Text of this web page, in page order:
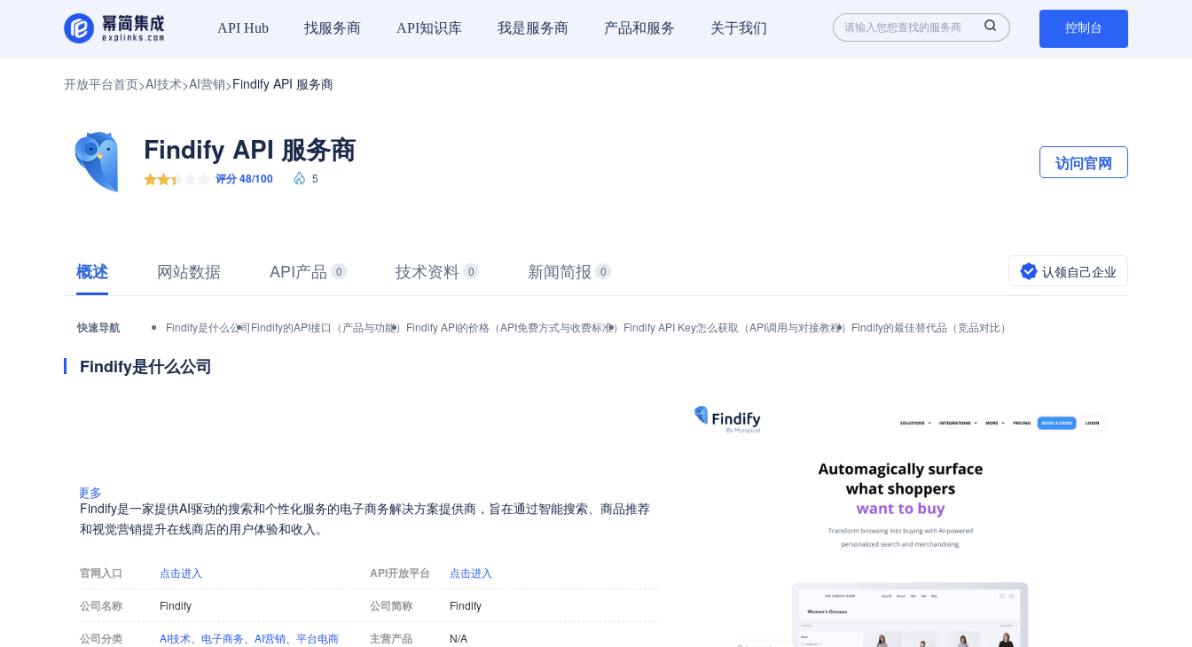
API Hub 找服务商 API知识库 我是服务商 产品和服务 关于我们 控制台
开放平台首页>AI技术>AI营销>Findify API 服务商
Findify API 服务商
评分 48/100 5
访问官网
概述 网站数据 API产品 0 技术资料 0 新闻简报 0 认领自己企业
快速导航 Findify是什么公司Findify的API接口（产品与功能） Findify API的价格（API免费方式与收费标准） Findify API Key怎么获取（API调用与对接教程） Findify的最佳替代品（竞品对比）
Findify是什么公司
更多
Findify是一家提供AI驱动的搜索和个性化服务的电子商务解决方案提供商，旨在通过智能搜索、商品推荐
和视觉营销提升在线商店的用户体验和收入。
官网入口 点击进入 API开放平台 点击进入
公司名称 Findify 公司简称 Findify
公司分类 AI技术 电子商务 AI营销 平台电商 主营产品 N/A